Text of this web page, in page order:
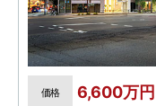
価格 6,600万